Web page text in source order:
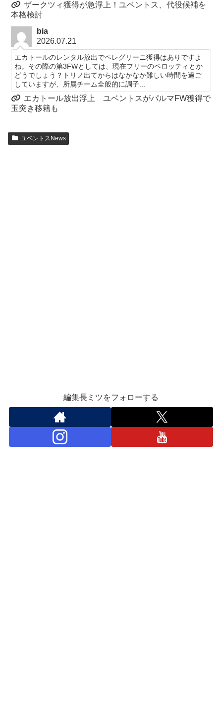
ザークツィ獲得が急浮上！ユベントス、代役候補を
本格検討
bia
2026.07.21
エカトールのレンタル放出でペレグリーニ獲得はありですよ
ね。その際の第3FWとしては、現在フリーのベロッティとか
どうでしょう？トリノ出てからはなかなか難しい時間を過ご
していますが、所属チーム全般的に調子...
エカトール放出浮上 ユベントスがパルマFW獲得で
玉突き移籍も
ユベントスNews
編集長ミツをフォローする